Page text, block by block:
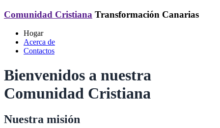
Comunidad Cristiana Transformación Canarias
Hogar
Acerca de
Contactos
Bienvenidos a nuestra
Comunidad Cristiana
Nuestra misión